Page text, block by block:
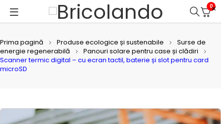
0
Prima pagină Produse ecologice și sustenabile
Surse de
energie regenerabilă
Panouri solare pentru case și clădiri
Scanner termic digital – cu ecran tactil, baterie și slot pentru card
microSD